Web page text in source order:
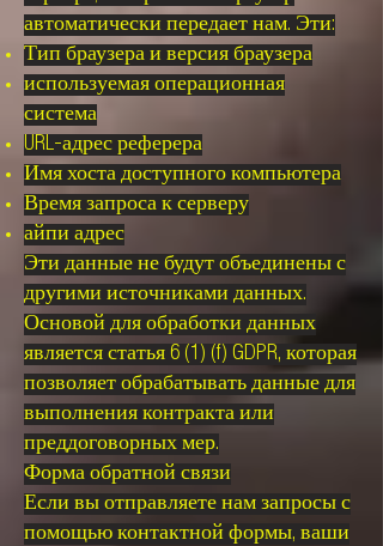
автоматически передает нам. Эти:
Тип браузера и версия браузера
используемая операционная
система
URL-адрес реферера
Имя хоста доступного компьютера
Время запроса к серверу
айпи адрес
Эти данные не будут объединены с
другими источниками данных.
Основой для обработки данных
является статья 6 (1) (f) GDPR, которая
позволяет обрабатывать данные для
выполнения контракта или
преддоговорных мер.
Форма обратной связи
Если вы отправляете нам запросы с
помощью контактной формы, ваши